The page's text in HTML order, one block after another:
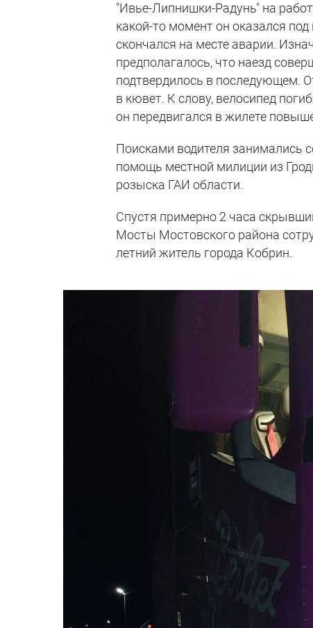
"Ивье-Липнишки-Радунь" на
какой-то момент он оказался
скончался на месте аварии.
предполагалось, что наезд
подтвердилось в последующем.
в кювет. К слову, велосипед
он передвигался в жилете
Поисками водителя занимались
помощь местной милиции из
розыска ГАИ области.
Спустя примерно 2 часа
Мосты Мостовского района
летний житель города Кобрин.